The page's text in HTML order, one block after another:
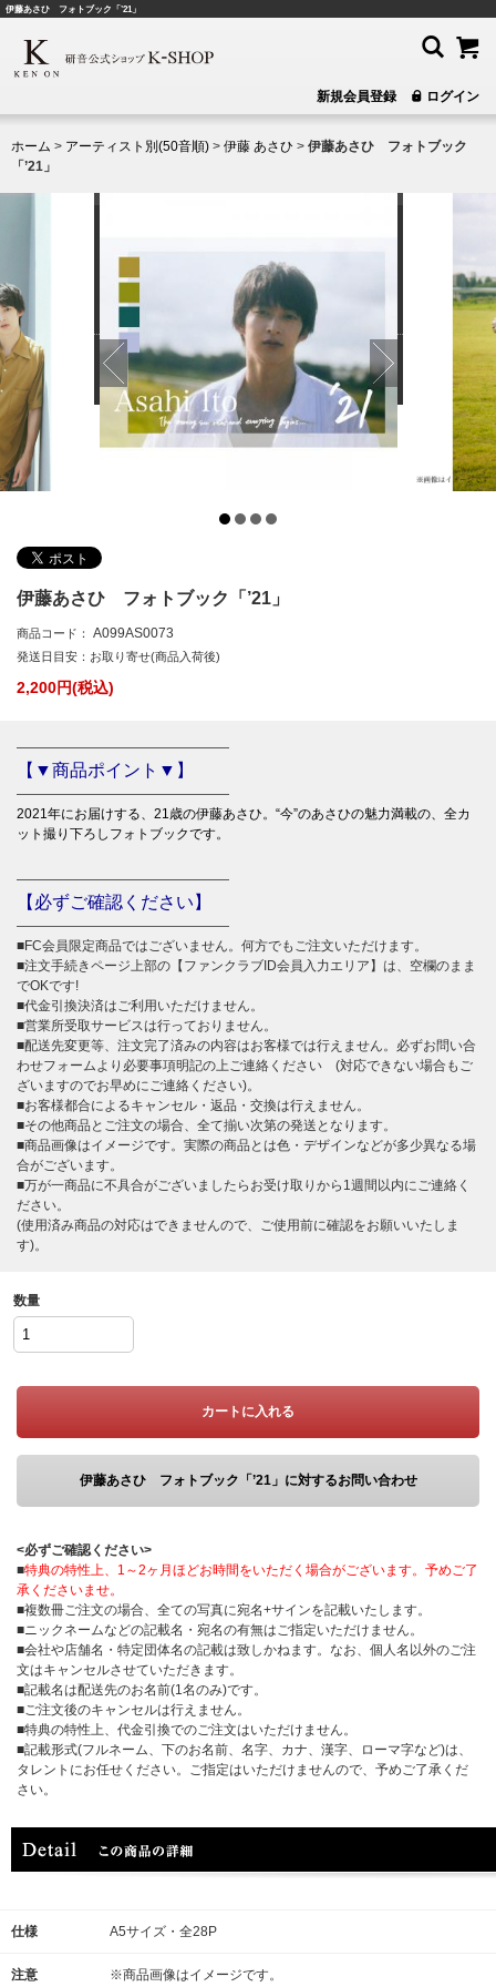
伊藤あさひ フォトブック「’21」
新規会員登録 ログイン
ホーム > アーティスト別(50音順) > 伊藤 あさひ > 伊藤あさひ フォトブック
「’21」
伊藤あさひ フォトブック「’21」
商品コード： A099AS0073
発送日目安：お取り寄せ(商品入荷後)
2,200円(税込)
――――――――――――――――
【▼商品ポイント▼】
――――――――――――――――
2021年にお届けする、21歳の伊藤あさひ。“今”のあさひの魅力満載の、全カ
ット撮り下ろしフォトブックです。
――――――――――――――――
【必ずご確認ください】
――――――――――――――――
■FC会員限定商品ではございません。何方でもご注文いただけます。
■注文手続きページ上部の【ファンクラブID会員入力エリア】は、空欄のまま
でOKです!
■代金引換決済はご利用いただけません。
■営業所受取サービスは行っておりません。
■配送先変更等、注文完了済みの内容はお客様では行えません。必ずお問い合
わせフォームより必要事項明記の上ご連絡ください (対応できない場合もご
ざいますのでお早めにご連絡ください)。
■お客様都合によるキャンセル・返品・交換は行えません。
■その他商品とご注文の場合、全て揃い次第の発送となります。
■商品画像はイメージです。実際の商品とは色・デザインなどが多少異なる場
合がございます。
■万が一商品に不具合がございましたらお受け取りから1週間以内にご連絡く
ださい。
(使用済み商品の対応はできませんので、ご使用前に確認をお願いいたしま
す)。
数量
カートに入れる
伊藤あさひ フォトブック「’21」に対するお問い合わせ
<必ずご確認ください>
■特典の特性上、1～2ヶ月ほどお時間をいただく場合がございます。予めご了
承くださいませ。
■複数冊ご注文の場合、全ての写真に宛名+サインを記載いたします。
■ニックネームなどの記載名・宛名の有無はご指定いただけません。
■会社や店舗名・特定団体名の記載は致しかねます。なお、個人名以外のご注
文はキャンセルさせていただきます。
■記載名は配送先のお名前(1名のみ)です。
■ご注文後のキャンセルは行えません。
■特典の特性上、代金引換でのご注文はいただけません。
■記載形式(フルネーム、下のお名前、名字、カナ、漢字、ローマ字など)は、
タレントにお任せください。ご指定はいただけませんので、予めご了承くだ
さい。
仕様 A5サイズ・全28P
注意 ※商品画像はイメージです。
CATEGORY
＋ キャンペーン(直筆サイン付商品・セールなど)
特定商取引に基づく表記
プライバシーポリシー
ご利用規約
Copyright © 研音公式ショップK‐SHOP All rights reserved.